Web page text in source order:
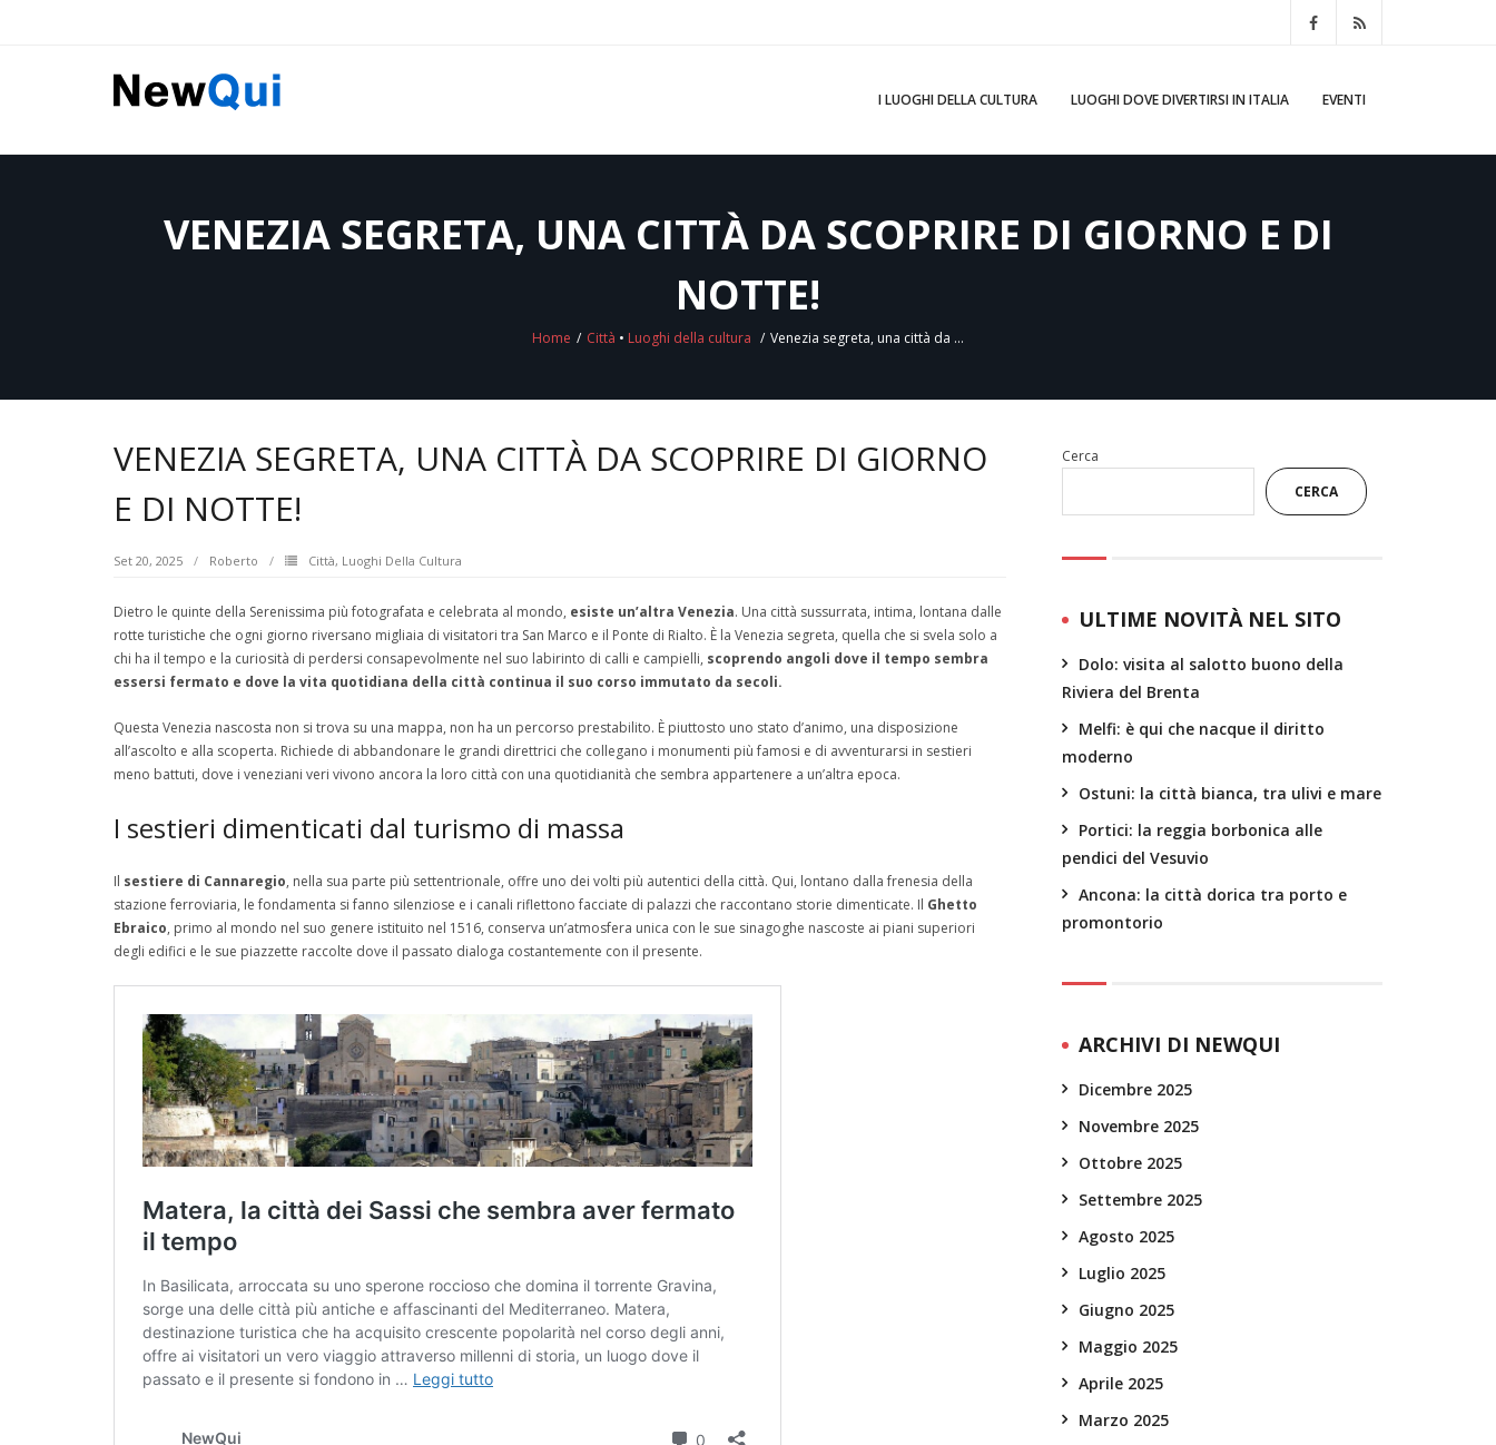
I LUOGHI DELLA CULTURA LUOGHI DOVE DIVERTIRSI IN ITALIA EVENTI
VENEZIA SEGRETA, UNA CITTÀ DA SCOPRIRE DI GIORNO E DI
NOTTE!
Home / Città • Luoghi della cultura / Venezia segreta, una città da …
VENEZIA SEGRETA, UNA CITTÀ DA SCOPRIRE DI GIORNO
E DI NOTTE!
Set 20, 2025 Roberto Città, Luoghi Della Cultura
Dietro le quinte della Serenissima più fotografata e celebrata al mondo, esiste un’altra Venezia. Una città sussurrata, intima, lontana dalle
rotte turistiche che ogni giorno riversano migliaia di visitatori tra San Marco e il Ponte di Rialto. È la Venezia segreta, quella che si svela solo a
chi ha il tempo e la curiosità di perdersi consapevolmente nel suo labirinto di calli e campielli, scoprendo angoli dove il tempo sembra
essersi fermato e dove la vita quotidiana della città continua il suo corso immutato da secoli.
Questa Venezia nascosta non si trova su una mappa, non ha un percorso prestabilito. È piuttosto uno stato d’animo, una disposizione
all’ascolto e alla scoperta. Richiede di abbandonare le grandi direttrici che collegano i monumenti più famosi e di avventurarsi in sestieri
meno battuti, dove i veneziani veri vivono ancora la loro città con una quotidianità che sembra appartenere a un’altra epoca.
I sestieri dimenticati dal turismo di massa
Il sestiere di Cannaregio, nella sua parte più settentrionale, offre uno dei volti più autentici della città. Qui, lontano dalla frenesia della
stazione ferroviaria, le fondamenta si fanno silenziose e i canali riflettono facciate di palazzi che raccontano storie dimenticate. Il Ghetto
Ebraico, primo al mondo nel suo genere istituito nel 1516, conserva un’atmosfera unica con le sue sinagoghe nascoste ai piani superiori
degli edifici e le sue piazzette raccolte dove il passato dialoga costantemente con il presente.
Cerca
CERCA
ULTIME NOVITÀ NEL SITO
Dolo: visita al salotto buono della
Riviera del Brenta
Melfi: è qui che nacque il diritto
moderno
Ostuni: la città bianca, tra ulivi e mare
Portici: la reggia borbonica alle
pendici del Vesuvio
Ancona: la città dorica tra porto e
promontorio
ARCHIVI DI NEWQUI
Dicembre 2025
Novembre 2025
Ottobre 2025
Settembre 2025
Agosto 2025
Luglio 2025
Giugno 2025
Maggio 2025
Aprile 2025
Marzo 2025